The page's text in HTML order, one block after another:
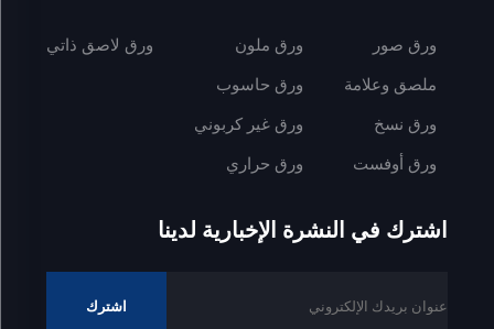
ورق صور
ملصق وعلامة
ورق نسخ
ورق أوفست
ورق ملون
ورق حاسوب
ورق غير كربوني
ورق حراري
ورق لاصق ذاتي
اشترك في النشرة الإخبارية لدينا
اشترك